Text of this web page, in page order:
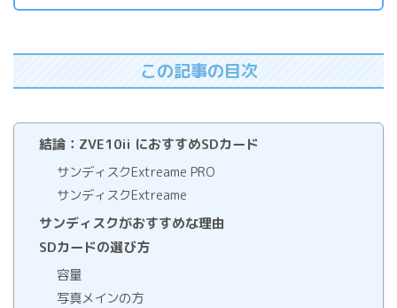
この記事の目次
結論：ZVE10ii におすすめSDカード
サンディスクExtreame PRO
サンディスクExtreame
サンディスクがおすすめな理由
SDカードの選び方
容量
写真メインの方